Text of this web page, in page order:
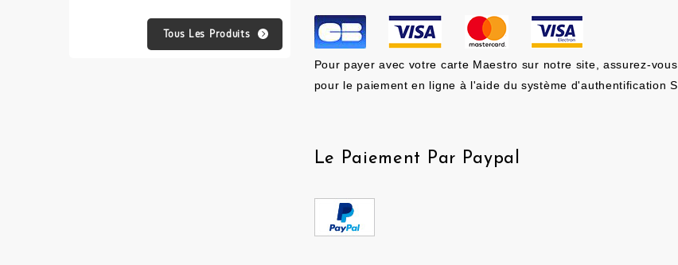
Tous Les Produits
Pour payer avec votre carte Maestro sur notre site, assurez-
pour le paiement en ligne à l'aide du système d'authentification
Le Paiement Par Paypal